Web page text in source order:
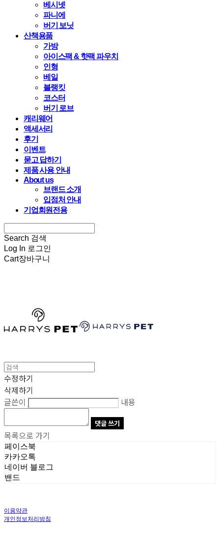
베시넷
파니에
버기 보닛
산책용품
가방
아이스팩 & 핫팩 파우치
인형
베일
블랭킷
코스터
버기 로브
캐리웨어
액세서리
후기
이벤트
묻고 답하기
제품 사용 안내
About us
브랜드 소개
입점처 안내
기업회원전용
Search 검색
Log In 로그인
Cart장바구니
수정하기
삭제하기
글쓴이
내용
댓글 쓰기
목록으로 가기
페이스북
카카오톡
네이버 블로그
밴드
이용약관
개인정보처리방침